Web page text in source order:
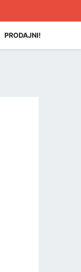
PRODAJNI!